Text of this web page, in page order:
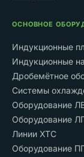
ОСНОВНОЕ
Индукционные
Индукционные
Дробемётное
Системы
Оборудование
Оборудование
Линии ХТС
Оборудование